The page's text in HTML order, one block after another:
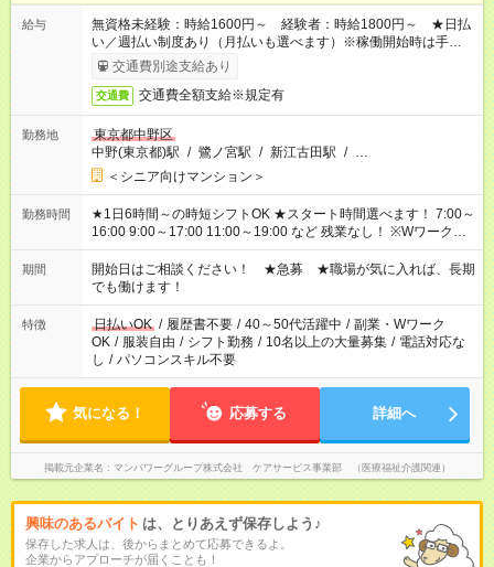
給与
無資格未経験：時給1600円～ 経験者：時給1800円～ ★日払
い／週払い制度あり（月払いも選べます）※稼働開始時は手続き
完了次第のお支払いとなります。
交通費別途支給あり
交通費 交通費全額支給※規定有
勤務地
東京都中野区
中野(東京都)駅 / 鷺ノ宮駅 / 新江古田駅 / …
＜シニア向けマンション＞
勤務時間
★1日6時間～の時短シフトOK ★スタート時間選べます！ 7:00～
16:00 9:00～17:00 11:00～19:00 など 残業なし！ ※Wワークの
場合、他のお仕事と合わせ週40時間超の就業はご案内できませ
ん ※法令に基づき、週20時間以上勤務は社会保険への加入対象
となります ※労働者派遣法（日雇い派遣の原則禁止）により、
短時間・短期間の就業はご案内が難しい場合があります
期間
開始日はご相談ください！ ★急募 ★職場が気に入れば、長期
でも働けます！
特徴 日払いOK / 履歴書不要 / 40～50代活躍中 / 副業・Wワーク
OK / 服装自由 / シフト勤務 / 10名以上の大量募集 / 電話対応な
し / パソコンスキル不要
気になる！ 応募する 詳細へ
掲載元企業名 マンパワーグループ株式会社 ケアサービス事業部 （医療福祉介護関連）
興味のあるバイト は、とりあえず保存しよう♪
保存した求人は、後からまとめて応募できるよ。
企業からアプローチが届くことも！